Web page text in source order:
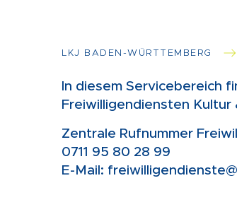
LKJ BADEN-WÜRTTEMBERG
In diesem Servicebereich
Freiwilligendiensten Kultur
Zentrale Rufnummer
0711 95 80 28 99
E-Mail: